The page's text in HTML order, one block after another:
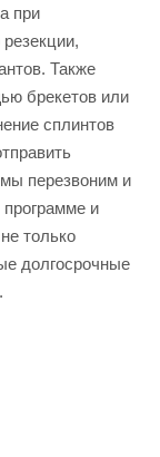
при
Также
брекетов или
сплинтов
перезвоним и
и
только
долгосрочные